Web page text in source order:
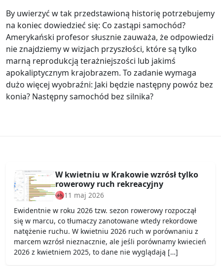
By uwierzyć w tak przedstawioną historię potrzebujemy
na koniec dowiedzieć się: Co zastąpi samochód?
Amerykański profesor słusznie zauważa, że odpowiedzi
nie znajdziemy w wizjach przyszłości, które są tylko
marną reprodukcją terażniejszości lub jakimś
apokaliptycznym krajobrazem. To zadanie wymaga
dużo więcej wyobraźni: Jaki będzie następny powóz bez
konia? Następny samochód bez silnika?
W kwietniu w Krakowie wzrósł tylko
rowerowy ruch rekreacyjny
11 maj 2026
Ewidentnie w roku 2026 tzw. sezon rowerowy rozpoczął
się w marcu, co tłumaczy zanotowane wtedy rekordowe
natężenie ruchu. W kwietniu 2026 ruch w porównaniu z
marcem wzrósł nieznacznie, ale jeśli porównamy kwiecień
2026 z kwietniem 2025, to dane nie wyglądają […]